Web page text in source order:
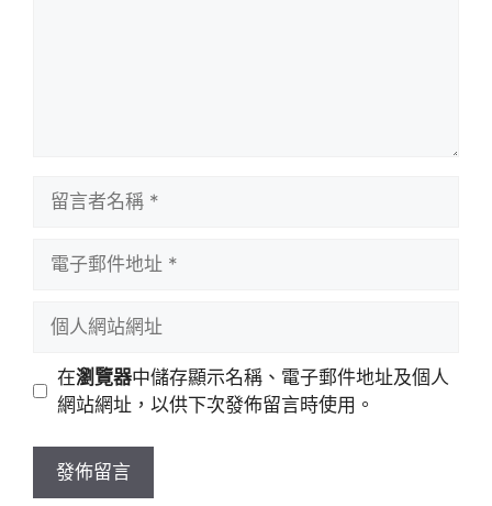
址
站
址
在瀏覽器中儲存顯示名稱、電子郵件地址及個人
網站網址，以供下次發佈留言時使用。